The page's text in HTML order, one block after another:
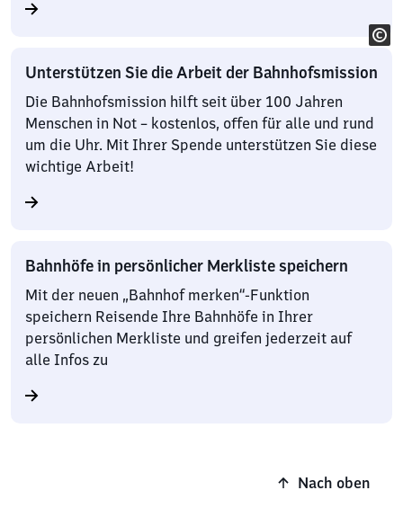
Unterstützen Sie die Arbeit der Bahnhofsmission
Die Bahnhofsmission hilft seit über 100 Jahren
Menschen in Not – kostenlos, offen für alle und rund
um die Uhr. Mit Ihrer Spende unterstützen Sie diese
wichtige Arbeit!
Bahnhöfe in persönlicher Merkliste speichern
Mit der neuen „Bahnhof merken“-Funktion
speichern Reisende Ihre Bahnhöfe in Ihrer
persönlichen Merkliste und greifen jederzeit auf
alle Infos zu
Nach oben